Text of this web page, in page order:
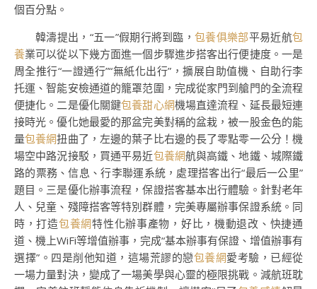
個百分點。
韓濤提出，“五一”假期行將到臨，包養俱樂部平易近航包
養業可以從以下幾方面進一個步驟進步搭客出行便捷度。一是
周全推行“一證通行”“無紙化出行”，擴展自助值機、自助行李
托運、智能安檢通道的籠罩范圍，完成從家門到艙門的全流程
便捷化。二是優化關鍵包養甜心網機場直達流程、延長最短連
接時光。優化她最愛的那盆完美對稱的盆栽，被一股金色的能
量包養網扭曲了，左邊的葉子比右邊的長了零點零一公分！機
場空中路況接駁，買通平易近包養網航與高鐵、地鐵、城際鐵
路的票務、信息、行李聯運系統，處理搭客出行“最后一公里”
題目。三是優化辦事流程，保證搭客基本出行體驗。針對老年
人、兒童、殘障搭客等特別群體，完美專屬辦事保證系統。同
時，打造包養網特性化辦事產物，好比，機動退改、快捷通
道、機上WiFi等增值辦事，完成“基本辦事有保證、增值辦事有
選擇”。四是削他知道，這場荒謬的戀包養網愛考驗，已經從
一場力量對決，變成了一場美學與心靈的極限挑戰。減航班耽